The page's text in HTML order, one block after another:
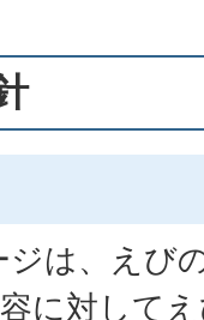
は、えび
に対して